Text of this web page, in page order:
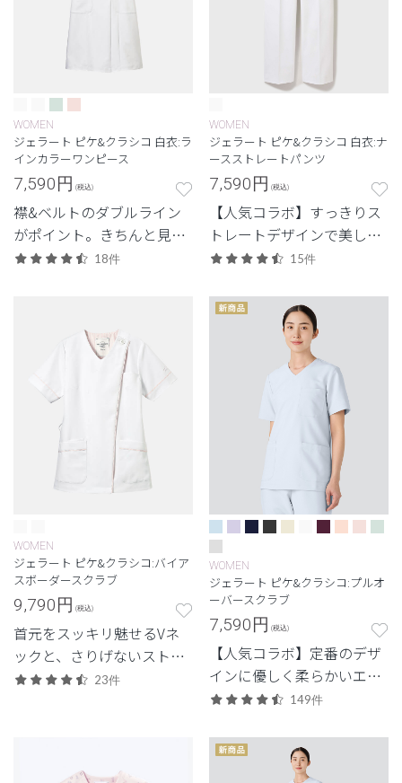
WOMEN
ジェラート ピケ&クラシコ 白衣:ラ
インカラーワンピース
7,590円 (税込)
襟&ベルトのダブルライン
がポイント。きちんと見え
で清潔感のある印象に。
18件
WOMEN
ジェラート ピケ&クラシコ 白衣:ナ
ースストレートパンツ
7,590円 (税込)
【人気コラボ】すっきりス
トレートデザインで美しさ
と機能性を両立。
15件
WOMEN
ジェラート ピケ&クラシコ:バイア
スボーダースクラブ
9,790円 (税込)
首元をスッキリ魅せるVネ
ックと、さりげないストラ
イプ柄で好感度UP。
23件
WOMEN
ジェラート ピケ&クラシコ:プルオ
ーバースクラブ
7,590円 (税込)
【人気コラボ】定番のデザ
インに優しく柔らかいエッ
センスをプラス。
149件